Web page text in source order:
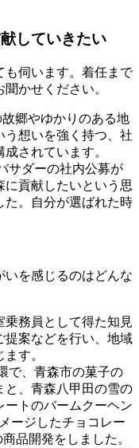
していきたい
伺います。着任まで
かせください。
郷やゆかりのある地
想いを強く持つ、社
されています。
サダーの社内公募が
に貢献したいという思
た。自分が選ばれた時
を感じるのはどんな
務員として得た知見
提案などを行い、地域
す。
で、青森市の菓子の
と、青森八甲田の雪の
ートのバームクーヘン
ージしたチョコレー
品開発をしました。